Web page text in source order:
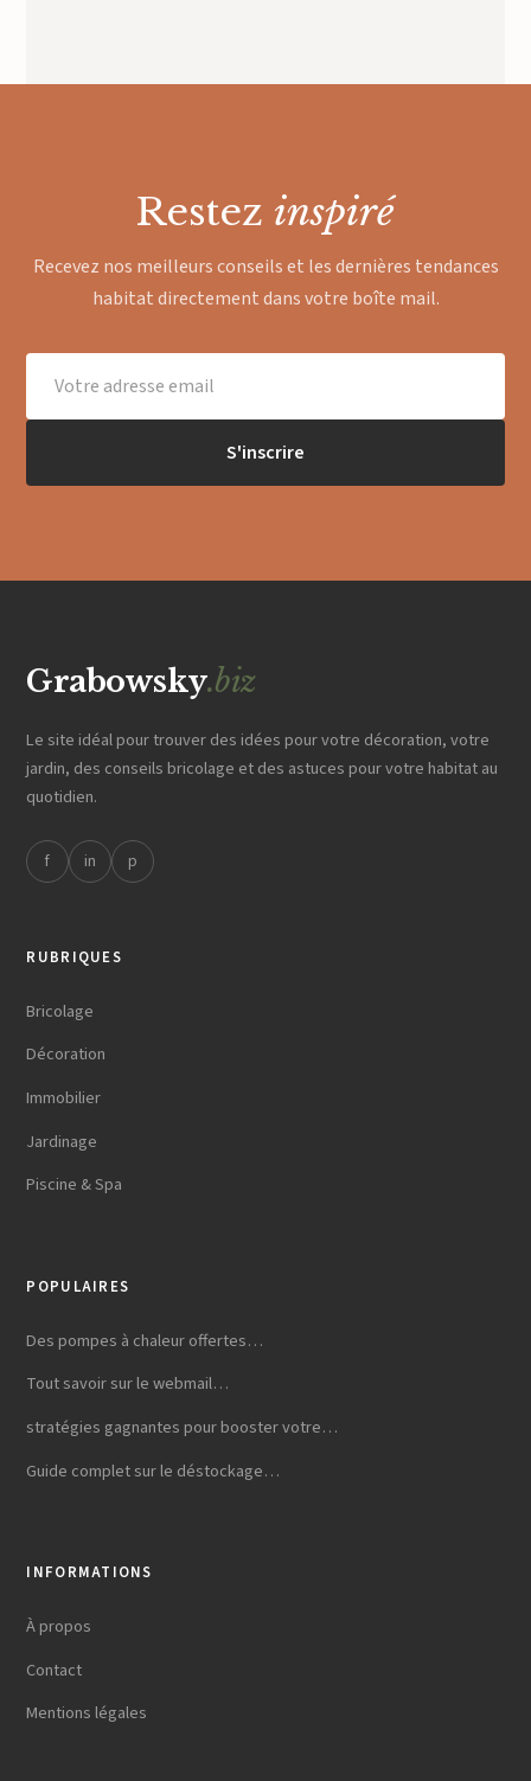
Restez inspiré
Recevez nos meilleurs conseils et les dernières tendances
habitat directement dans votre boîte mail.
S'inscrire
Grabowsky.biz
Le site idéal pour trouver des idées pour votre décoration, votre
jardin, des conseils bricolage et des astuces pour votre habitat au
quotidien.
f in p
RUBRIQUES
Bricolage
Décoration
Immobilier
Jardinage
Piscine & Spa
POPULAIRES
Des pompes à chaleur offertes…
Tout savoir sur le webmail…
stratégies gagnantes pour booster votre…
Guide complet sur le déstockage…
INFORMATIONS
À propos
Contact
Mentions légales